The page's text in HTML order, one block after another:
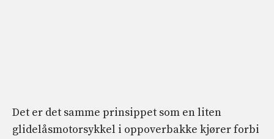
Det er det samme prinsippet som en liten
glidelåsmotorsykkel i oppoverbakke kjører forbi